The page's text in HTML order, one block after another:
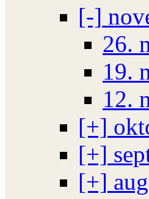
[-]
26.
19.
12.
[+]
[+]
[+]